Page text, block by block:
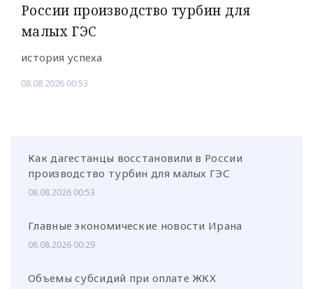
России производство турбин для
малых ГЭС
история успеха
08.08.2026 00:53
Как дагестанцы восстановили в России
производство турбин для малых ГЭС
08.08.2026 00:53
Главные экономические новости Ирана
08.08.2026 00:29
Объемы субсидий при оплате ЖКХ